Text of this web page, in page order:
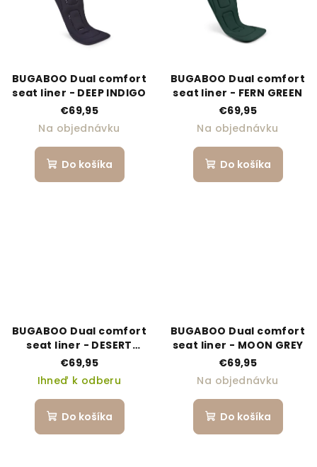
BUGABOO Dual comfort
seat liner - DEEP INDIGO
€69,95
Na objednávku
Do košíka
BUGABOO Dual comfort
seat liner - FERN GREEN
€69,95
Na objednávku
Do košíka
BUGABOO Dual comfort
seat liner - DESERT
TAUPE
€69,95
Ihneď k odberu
Do košíka
BUGABOO Dual comfort
seat liner - MOON GREY
€69,95
Na objednávku
Do košíka